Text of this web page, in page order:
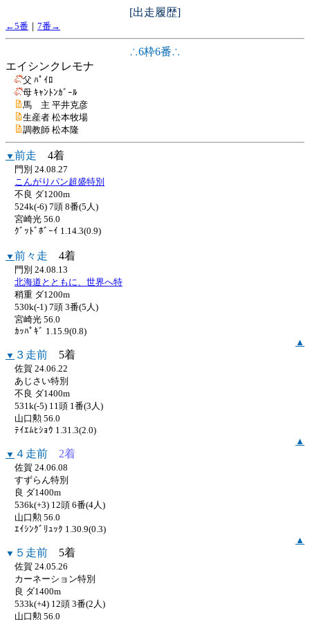
[出走履歴]
←5番 ｜ 7番→
∴6枠6番∴
エイシンクレモナ
父 ﾊﾟｲﾛ
母 ｷｬﾝﾄﾝｶﾞｰﾙ
馬 主 平井克彦
生産者 松本牧場
調教師 松本隆
▼ 前走 4着
門別 24.08.27
こんがりパン超盛特別
不良 ダ1200m
524k(-6) 7頭 8番(5人)
宮崎光 56.0
ｸﾞｯﾄﾞﾎﾞｰｲ 1.14.3(0.9)
▼ 前々走 4着
門別 24.08.13
北海道とともに、世界へ特
稍重 ダ1200m
530k(-1) 7頭 3番(5人)
宮崎光 56.0
ｶｯﾊﾟｷﾞ 1.15.9(0.8)
▲
▼ ３走前 5着
佐賀 24.06.22
あじさい特別
不良 ダ1400m
531k(-5) 11頭 1番(3人)
山口勲 56.0
ﾃｲｴﾑﾋｼｮｳ 1.31.3(2.0)
▲
▼ ４走前 2着
佐賀 24.06.08
すずらん特別
良 ダ1400m
536k(+3) 12頭 6番(4人)
山口勲 56.0
ｴｲｼﾝｸﾞﾘｭｯｸ 1.30.9(0.3)
▲
▼ ５走前 5着
佐賀 24.05.26
カーネーション特別
良 ダ1400m
533k(+4) 12頭 3番(2人)
山口勲 56.0